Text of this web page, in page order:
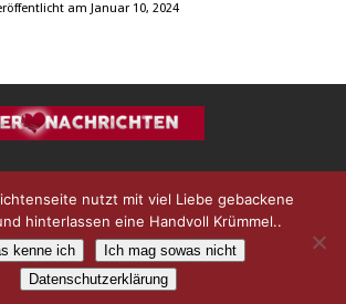
am Januar 10, 2024
© 2012 - 2025 L9 Medien
nutzt mit viel Liebe gebackene
hinterlassen eine Handvoll Krümmel..
kenne ich
Ich mag sowas nicht
Datenschutzerklärung